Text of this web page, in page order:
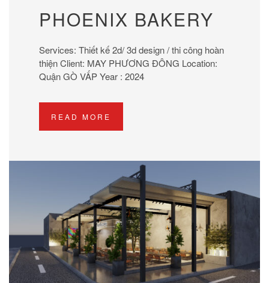
PHOENIX BAKERY
Services: Thiết kế 2d/ 3d design / thi công hoàn
thiện Client: MAY PHƯƠNG ĐÔNG Location:
Quận GÒ VẤP Year : 2024
READ MORE